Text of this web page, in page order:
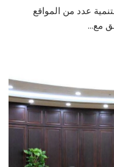
عدد من المواقع
مع...